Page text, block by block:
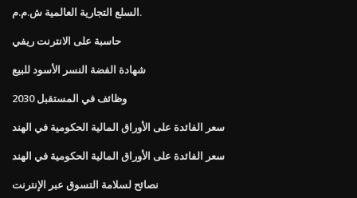
السلع التجارية العالمية ش.م.م.
حاسبة على الانترنت ريفي
شهادة الفضة النسر الأسود للبيع
وظائف في المستقبل 2030
سعر الفائدة على الأوراق المالية الحكومية في الهند
سعر الفائدة على الأوراق المالية الحكومية في الهند
نصائح لسلامة التسوق عبر الإنترنت